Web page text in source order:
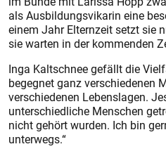
als Ausbildungsvikarin eine
einem Jahr Elternzeit setzt sie
sie warten in der kommenden
Inga Kaltschnee gefällt die
begegnet ganz verschiedenen
verschiedenen Lebenslagen.
unterschied­liche Menschen
nicht gehört wurden. Ich bin
unterwegs.“